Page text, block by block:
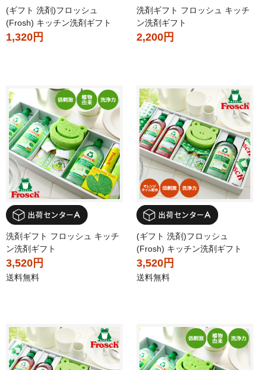
(ギフト 洗剤)フロッシュ
(Frosh) キッチン洗剤ギフト
1,320円
洗剤ギフト フロッシュ キッチ
ン洗剤ギフト
2,200円
洗剤ギフト フロッシュ キッチ
ン洗剤ギフト
3,520円
送料無料
(ギフト 洗剤)フロッシュ
(Frosh) キッチン洗剤ギフト
3,520円
送料無料